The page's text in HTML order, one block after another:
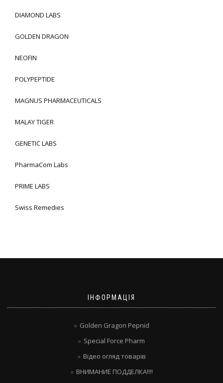
DIAMOND LABS
GOLDEN DRAGON
NEOFIN
POLYPEPTIDE
MAGNUS PHARMACEUTICALS
MALAY TIGER
GENETIC LABS
PharmaCom Labs
PRIME LABS
Swiss Remedies
ІНФОРМАЦІЯ
Golden Gragon Pepnid
Special Force Pharm
Відео огляд товарів
ВНИМАНИЕ ПОДДЕЛКА!!!!